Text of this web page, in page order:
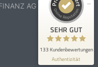
AG
SEHR GUT
133 Kundenbewertungen
Authentizität